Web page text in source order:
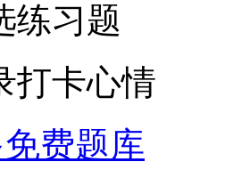
练习题
打卡心情
费题库